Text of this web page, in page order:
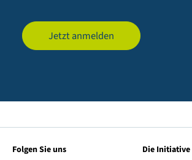
Jetzt anmelden
Folgen Sie uns
Die Initiative